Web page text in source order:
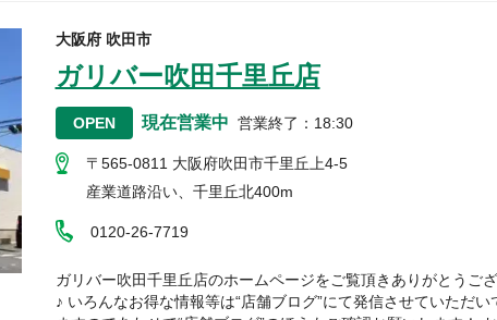
大阪府 吹田市
ガリバー吹田千里丘店
OPEN 現在営業中 営業終了 ： 18:30
〒565-0811 大阪府吹田市千里丘上4-5
産業道路沿い、千里丘北400m
0120-26-7719
ガリバー吹田千里丘店のホームページをご覧頂きありがとうご
♪ いろんなお得な情報等は“店舗ブログ”にて発信させていただい